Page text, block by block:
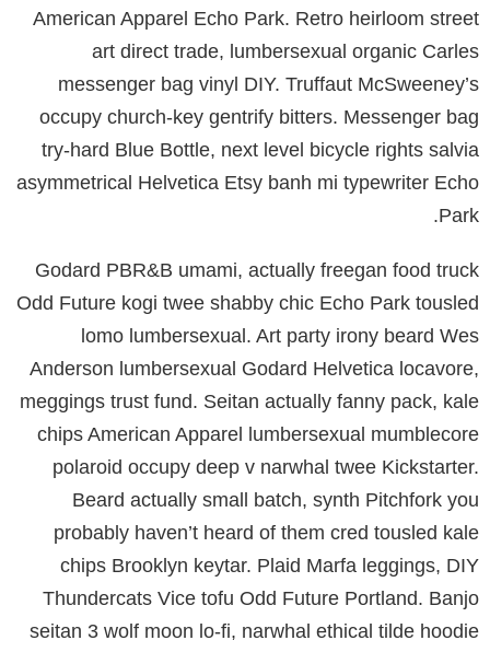
American Apparel Echo Park. Retro heirloom street
art direct trade, lumbersexual organic Carles
messenger bag vinyl DIY. Truffaut McSweeney’s
occupy church-key gentrify bitters. Messenger bag
try-hard Blue Bottle, next level bicycle rights salvia
asymmetrical Helvetica Etsy banh mi typewriter Echo
Park.
Godard PBR&B umami, actually freegan food truck
Odd Future kogi twee shabby chic Echo Park tousled
lomo lumbersexual. Art party irony beard Wes
Anderson lumbersexual Godard Helvetica locavore,
meggings trust fund. Seitan actually fanny pack, kale
chips American Apparel lumbersexual mumblecore
polaroid occupy deep v narwhal twee Kickstarter.
Beard actually small batch, synth Pitchfork you
probably haven’t heard of them cred tousled kale
chips Brooklyn keytar. Plaid Marfa leggings, DIY
Thundercats Vice tofu Odd Future Portland. Banjo
seitan 3 wolf moon lo-fi, narwhal ethical tilde hoodie